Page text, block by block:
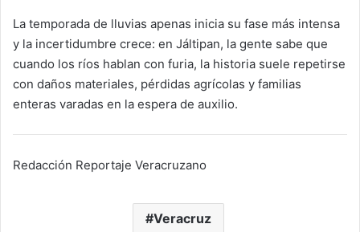
La temporada de lluvias apenas inicia su fase más intensa
y la incertidumbre crece: en Jáltipan, la gente sabe que
cuando los ríos hablan con furia, la historia suele repetirse
con daños materiales, pérdidas agrícolas y familias
enteras varadas en la espera de auxilio.
Redacción Reportaje Veracruzano
Veracruz